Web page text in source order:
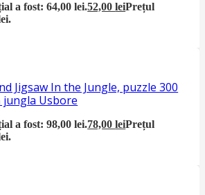
a fost: 64,00 lei.52,00leiPrețul
Jigsaw In the Jungle, puzzle 300
jungla Usbore
a fost: 98,00 lei.78,00leiPrețul